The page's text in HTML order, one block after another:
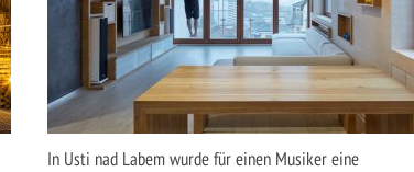
In Usti nad Labem wurde für einen Musiker eine